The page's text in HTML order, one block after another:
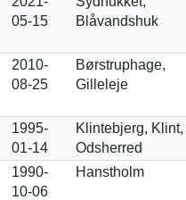
05-15
Blåvandshuk
2010-
08-25
Børstruphage,
Gilleleje
1995-
01-14
Klintebjerg, Klint,
Odsherred
1990-
10-06
Hanstholm